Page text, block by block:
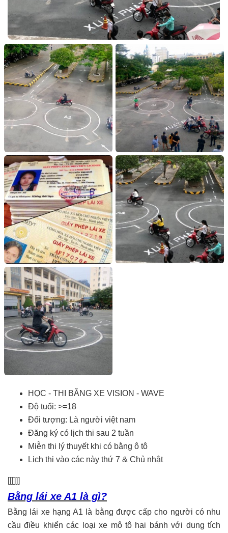
HỌC - THI BẰNG XE VISION - WAVE
Độ tuổi: >=18
Đối tượng: Là người việt nam
Đăng ký có lịch thi sau 2 tuần
Miễn thi lý thuyết khi có bằng ô tô
Lịch thi vào các này thứ 7 & Chủ nhật
[[[]]]
Bằng lái xe A1 là gì?
Bằng lái xe hạng A1 là bằng được cấp cho người có nhu
cầu điều khiển các loại xe mô tô hai bánh với dung tích